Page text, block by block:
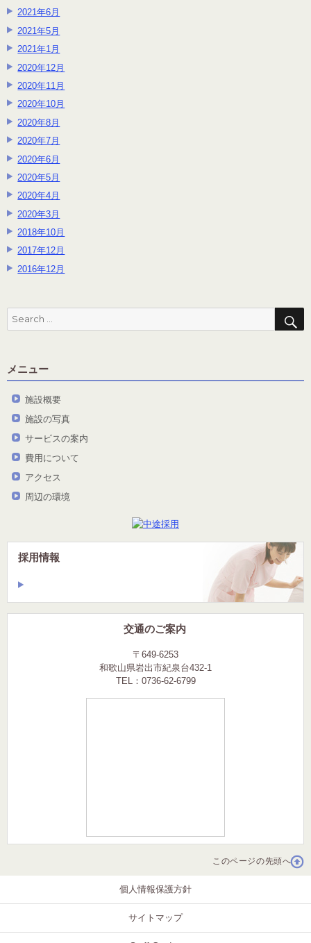
2021年6月
2021年5月
2021年1月
2020年12月
2020年11月
2020年10月
2020年8月
2020年7月
2020年6月
2020年5月
2020年4月
2020年3月
2018年10月
2017年12月
2016年12月
メニュー
施設概要
施設の写真
サービスの案内
費用について
アクセス
周辺の環境
採用情報
交通のご案内
〒649-6253
和歌山県岩出市紀泉台432-1
TEL：0736-62-6799
このページの先頭へ
個人情報保護方針
サイトマップ